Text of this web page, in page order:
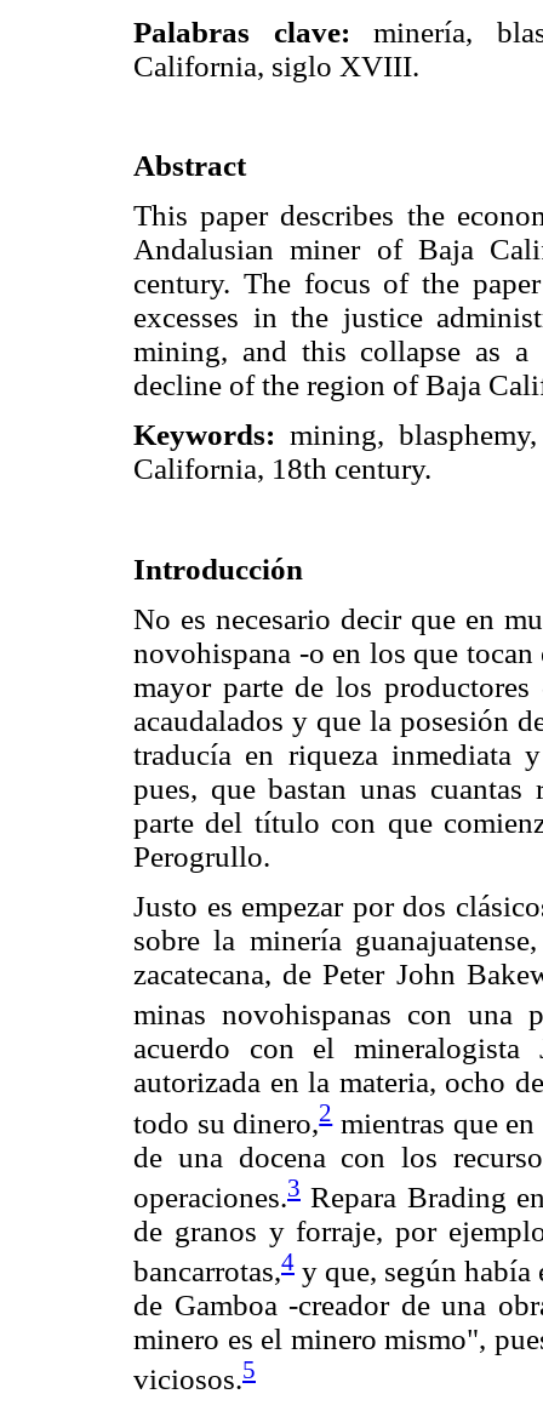
Palabras clave:minería,
California, siglo XVIII.
Abstract
This paper describes the
Andalusian miner of Baja
century. The focus of the
excesses in the justice
mining, and this collapse as
decline of the region of Baja
Keywords:mining,
California, 18th century.
Introducción
No es necesario decir que en
novohispana -o en los que
mayor parte de los
acaudalados y que la posesión
traducía en riqueza inmediata
pues, que bastan unas cuantas
parte del título con que
Perogrullo.
Justo es empezar por dos
sobre la minería
zacatecana, de Peter John
minas novohispanas con una
acuerdo con el
autorizada en la materia, ocho
todo su dinero,2mientras que en
de una docena con los
operaciones.3 Repara Brading
de granos y forraje, por
bancarrotas,4 y que, según
de Gamboa -creador de una
minero es el minero mismo",
viciosos.5